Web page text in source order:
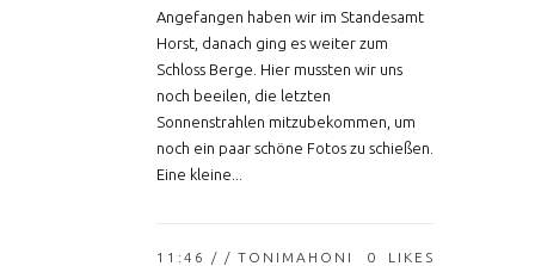
Angefangen haben wir im Standesamt
Horst, danach ging es weiter zum
Schloss Berge. Hier mussten wir uns
noch beeilen, die letzten
Sonnenstrahlen mitzubekommen, um
noch ein paar schöne Fotos zu schießen.
Eine kleine...
11:46 / / TONIMAHONI 0
LIKES